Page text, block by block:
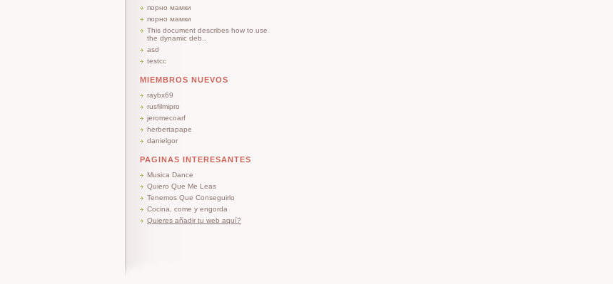
порно мамки
порно мамки
This document describes how to use
the dynamic deb..
asd
testcc
MIEMBROS NUEVOS
raybx69
rusfilmipro
jeromecoarf
herbertapape
danielgor
PAGINAS INTERESANTES
Musica Dance
Quiero Que Me Leas
Tenemos Que Conseguirlo
Cocina, come y engorda
Quieres añadir tu web aquí?